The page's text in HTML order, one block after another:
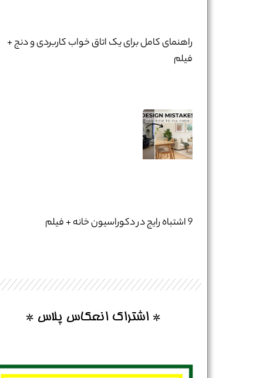
راهنمای کامل برای یک اتاق خواب کاربردی و دنج +
فیلم
9 اشتباه رایج در دکوراسیون خانه + فیلم
* اشتراک انعکاس پلاس *